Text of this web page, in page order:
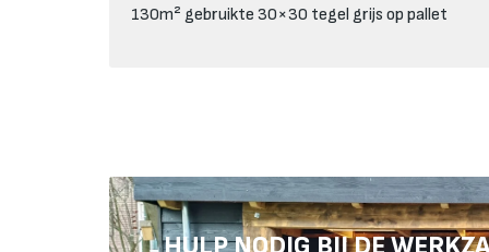
130m² gebruikte 30×30 tegel grijs op pallet
Van
te